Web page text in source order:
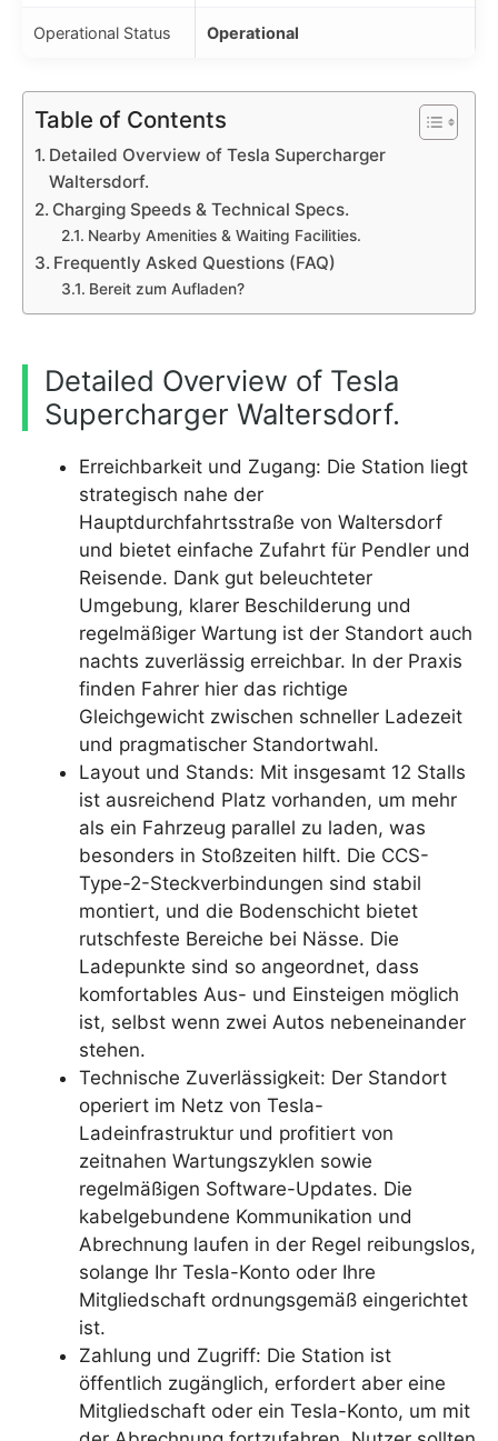
Operational Status Operational
Table of Contents
Detailed Overview of Tesla Supercharger
Waltersdorf.
Charging Speeds & Technical Specs.
Nearby Amenities & Waiting Facilities.
Frequently Asked Questions (FAQ)
Bereit zum Aufladen?
Detailed Overview of Tesla
Supercharger Waltersdorf.
Erreichbarkeit und Zugang: Die Station liegt
strategisch nahe der
Hauptdurchfahrtsstraße von Waltersdorf
und bietet einfache Zufahrt für Pendler und
Reisende. Dank gut beleuchteter
Umgebung, klarer Beschilderung und
regelmäßiger Wartung ist der Standort auch
nachts zuverlässig erreichbar. In der Praxis
finden Fahrer hier das richtige
Gleichgewicht zwischen schneller Ladezeit
und pragmatischer Standortwahl.
Layout und Stands: Mit insgesamt 12 Stalls
ist ausreichend Platz vorhanden, um mehr
als ein Fahrzeug parallel zu laden, was
besonders in Stoßzeiten hilft. Die CCS-
Type-2-Steckverbindungen sind stabil
montiert, und die Bodenschicht bietet
rutschfeste Bereiche bei Nässe. Die
Ladepunkte sind so angeordnet, dass
komfortables Aus- und Einsteigen möglich
ist, selbst wenn zwei Autos nebeneinander
stehen.
Technische Zuverlässigkeit: Der Standort
operiert im Netz von Tesla-
Ladeinfrastruktur und profitiert von
zeitnahen Wartungszyklen sowie
regelmäßigen Software-Updates. Die
kabelgebundene Kommunikation und
Abrechnung laufen in der Regel reibungslos,
solange Ihr Tesla-Konto oder Ihre
Mitgliedschaft ordnungsgemäß eingerichtet
ist.
Zahlung und Zugriff: Die Station ist
öffentlich zugänglich, erfordert aber eine
Mitgliedschaft oder ein Tesla-Konto, um mit